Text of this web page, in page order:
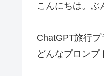
こんにちは。ぶ
ChatGPT旅行プ
どんなプロンプ